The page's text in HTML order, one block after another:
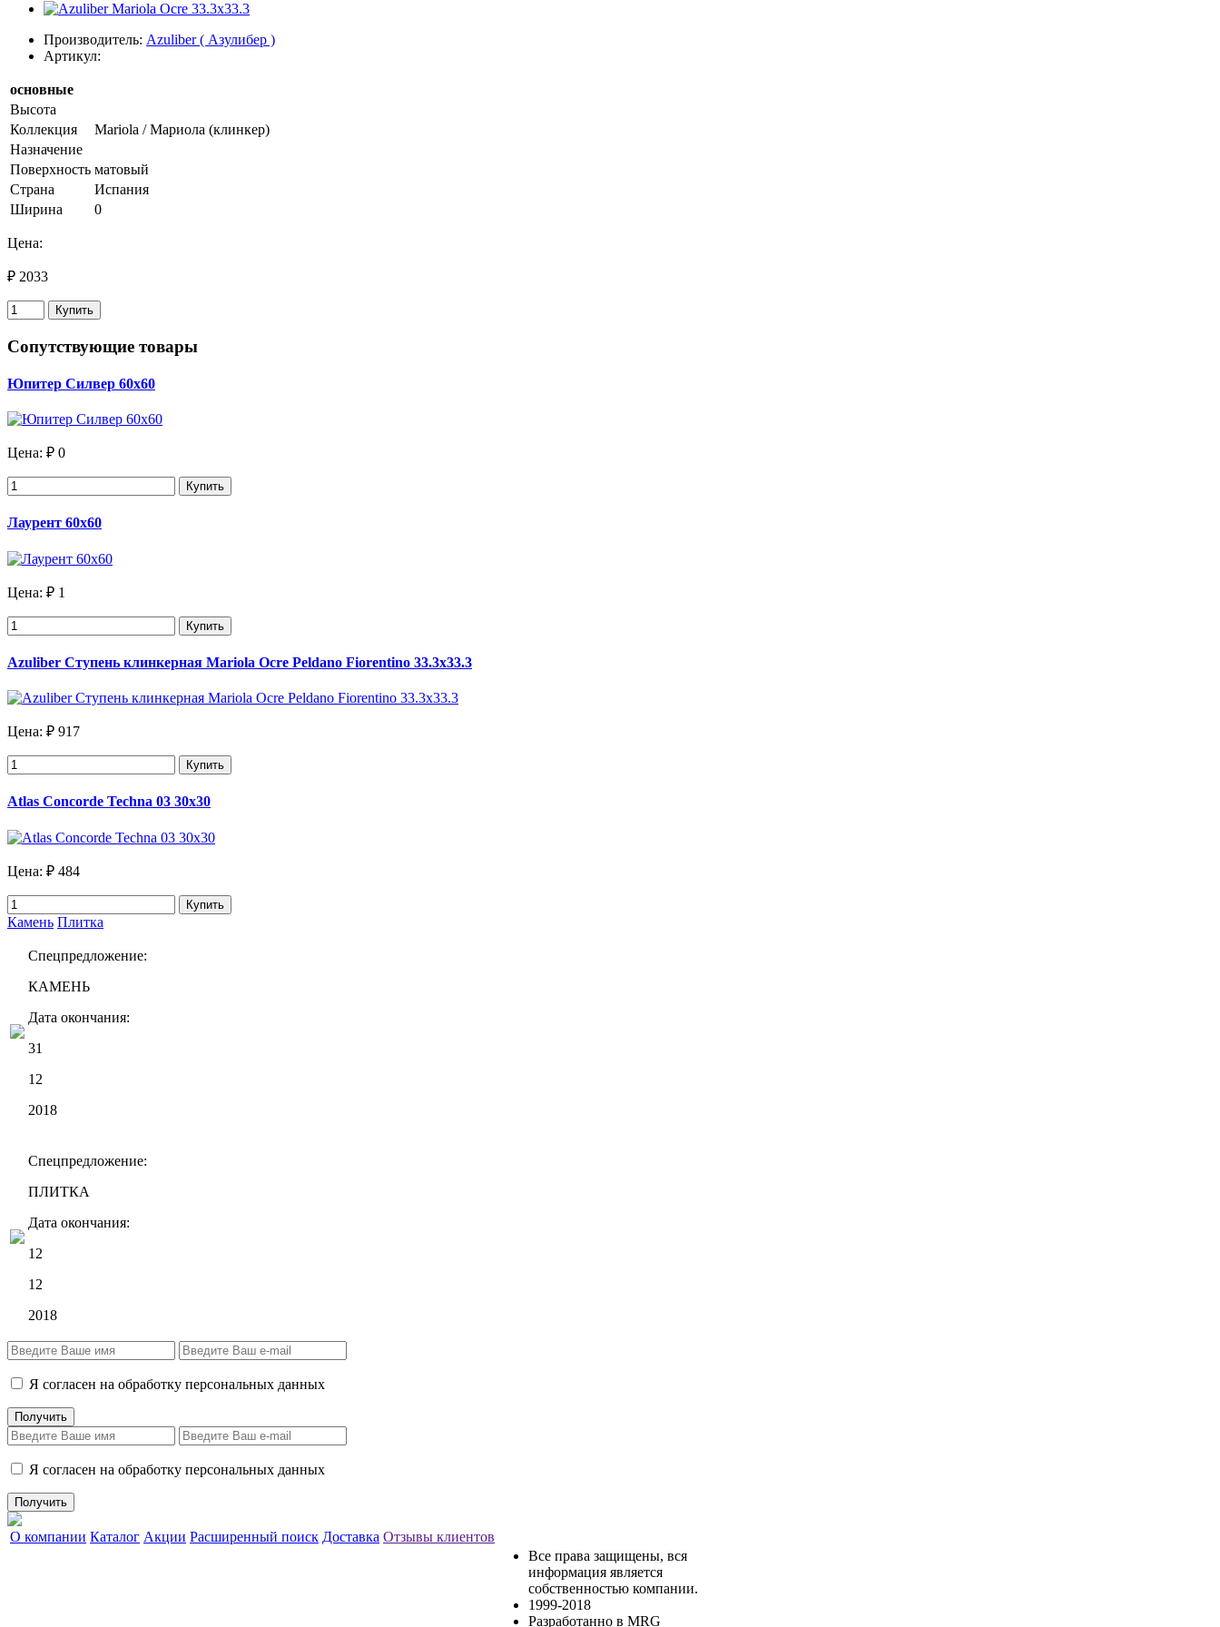
Производитель: Azuliber ( Азулибер )
Артикул:
основные
Высота
Коллекция
Mariola / Мариола (клинкер)
Назначение
Поверхность матовый
Страна
Испания
Ширина
0
Цена:
₽ 2033
Купить
Сопутствующие товары
Юпитер Силвер 60х60
Цена: ₽ 0
Купить
Лаурент 60х60
Цена: ₽ 1
Купить
Azuliber Ступень клинкерная Mariola Ocre Peldano Fiorentino 33.3х33.3
Цена: ₽ 917
Купить
Atlas Concorde Techna 03 30x30
Цена: ₽ 484
Купить
Камень Плитка
Спецпредложение:
КАМЕНЬ
Дата окончания:
31
12
2018
Спецпредложение:
ПЛИТКА
Дата окончания:
12
12
2018
Я согласен на обработку персональных данных
Я согласен на обработку персональных данных
О компании Каталог Акции Расширенный поиск Доставка Отзывы клиентов
Все права защищены, вся
информация является
собственностью компании.
1999-2018
Разработанно в MRG